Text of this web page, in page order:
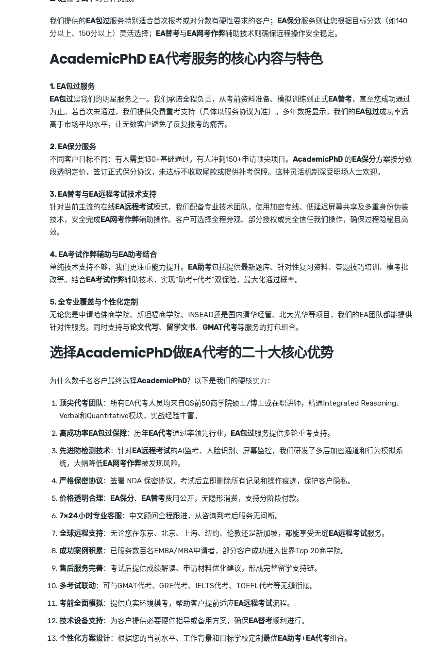
我们提供的EA包过服务特别适合首次报考或对分数有硬性要求的客户； EA保分服务则让您根据目标分数（如140
分以上、150分以上）灵活选择； EA替考与EA网考作弊辅助技术则确保远程操作安全稳定。
AcademicPhD EA代考服务的核心内容与特色
1. EA包过服务
EA包过是我们的明星服务之一。我们承诺全程负责，从考前资料准备、模拟训练到正式EA替考，直至您成功通过
为止。若首次未通过，我们提供免费重考支持（具体以服务协议为准）。多年数据显示，我们的EA包过成功率远
高于市场平均水平，让无数客户避免了反复报考的痛苦。
2. EA保分服务
不同客户目标不同：有人需要130+基础通过，有人冲刺150+申请顶尖项目。 AcademicPhD 的EA保分方案按分数
段透明定价，签订正式保分协议，未达标不收取尾款或提供补考保障。这种灵活机制深受职场人士欢迎。
3. EA替考与EA远程考试技术支持
针对当前主流的在线EA远程考试模式，我们配备专业技术团队，使用加密专线、低延迟屏幕共享及多重身份伪装
技术，安全完成EA网考作弊辅助操作。客户可选择全程旁观、部分授权或完全信任我们操作，确保过程隐秘且高
效。
4. EA考试作弊辅助与EA助考结合
单纯技术支持不够，我们更注重能力提升。 EA助考包括提供最新题库、针对性复习资料、答题技巧培训、模考批
改等。结合EA考试作弊辅助技术，实现“助考+代考”双保险，最大化通过概率。
5. 全专业覆盖与个性化定制
无论您是申请哈佛商学院、斯坦福商学院、INSEAD还是国内清华经管、北大光华等项目，我们的EA团队都能提供
针对性服务。同时支持与论文代写、 留学文书、 GMAT代考等服务的打包组合。
选择AcademicPhD做EA代考的二十大核心优势
为什么数千名客户最终选择AcademicPhD？以下是我们的硬核实力：
顶尖代考团队：所有EA代考人员均来自QS前50商学院硕士/博士或在职讲师，精通Integrated Reasoning、
Verbal和Quantitative模块，实战经验丰富。
高成功率EA包过保障：历年EA代考通过率领先行业， EA包过服务提供多轮重考支持。
先进防检测技术：针对EA远程考试的AI监考、人脸识别、屏幕监控，我们研发了多层加密通道和行为模拟系
统，大幅降低EA网考作弊被发现风险。
严格保密协议：签署 NDA 保密协议，考试后立即删除所有记录和操作痕迹，保护客户隐私。
价格透明合理： EA保分、 EA替考费用公开，无隐形消费，支持分阶段付款。
7×24小时专业客服：中文顾问全程跟进，从咨询到考后服务无间断。
全球远程支持：无论您在东京、北京、上海、纽约、伦敦还是新加坡，都能享受无缝EA远程考试服务。
成功案例积累：已服务数百名EMBA/MBA申请者，部分客户成功进入世界Top 20商学院。
售后服务完善：考试后提供成绩解读、申请材料优化建议，形成完整留学支持链。
多考试联动：可与GMAT代考、GRE代考、IELTS代考、TOEFL代考等无缝衔接。
考前全面模拟：提供真实环境模考，帮助客户提前适应EA远程考试流程。
技术设备支持：为客户提供必要硬件指导或备用方案，确保EA替考顺利进行。
个性化方案设计：根据您的当前水平、工作背景和目标学校定制最优EA助考+EA代考组合。